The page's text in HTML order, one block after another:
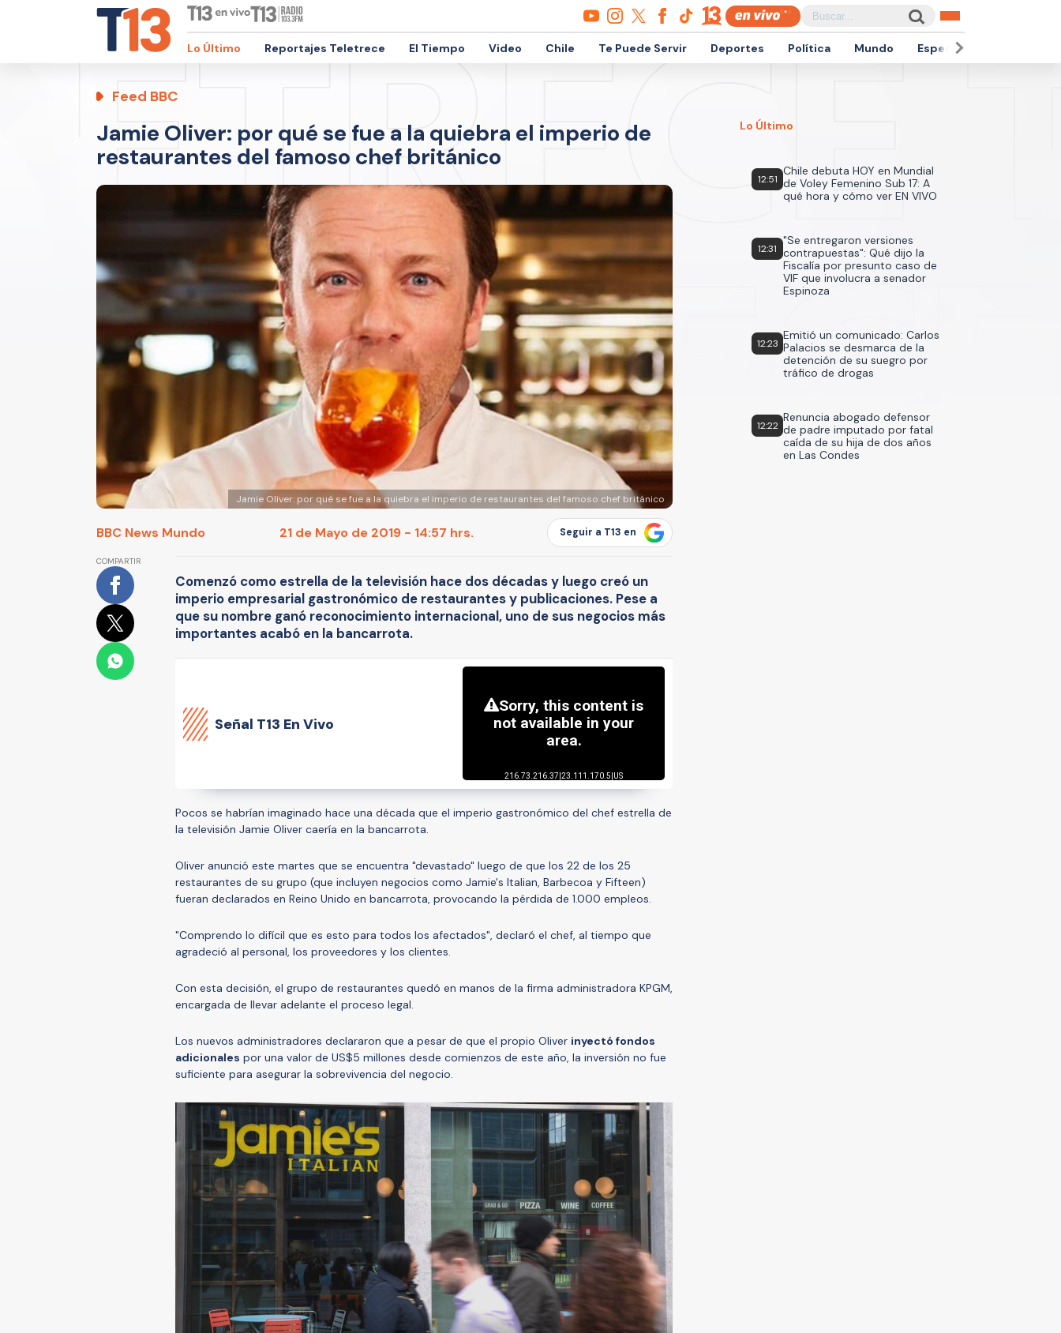
Lo Último Reportajes Teletrece El Tiempo Video Chile Te Puede Servir Deportes Política Mundo Espectáculos
Feed BBC
Jamie Oliver: por qué se fue a la quiebra el imperio de
restaurantes del famoso chef británico
Jamie Oliver: por qué se fue a la quiebra el imperio de restaurantes del famoso chef británico
BBC News Mundo 21 de Mayo de 2019 - 14:57 hrs. Seguir a T13 en
COMPARTIR
Comenzó como estrella de la televisión hace dos décadas y luego creó un
imperio empresarial gastronómico de restaurantes y publicaciones. Pese a
que su nombre ganó reconocimiento internacional, uno de sus negocios más
importantes acabó en la bancarrota.
Señal T13 En Vivo
Pocos se habrían imaginado hace una década que el imperio gastronómico del chef estrella de
la televisión Jamie Oliver caería en la bancarrota.
Oliver anunció este martes que se encuentra "devastado" luego de que los 22 de los 25
restaurantes de su grupo (que incluyen negocios como Jamie's Italian, Barbecoa y Fifteen)
fueran declarados en Reino Unido en bancarrota, provocando la pérdida de 1.000 empleos.
"Comprendo lo difícil que es esto para todos los afectados", declaró el chef, al tiempo que
agradeció al personal, los proveedores y los clientes.
Con esta decisión, el grupo de restaurantes quedó en manos de la firma administradora KPGM,
encargada de llevar adelante el proceso legal.
Los nuevos administradores declararon que a pesar de que el propio Oliver inyectó fondos
adicionales por una valor de US$5 millones desde comienzos de este año, la inversión no fue
suficiente para asegurar la sobrevivencia del negocio.
Lo Último
12:51
Chile debuta HOY en Mundial
de Voley Femenino Sub 17: A
qué hora y cómo ver EN VIVO
12:31
"Se entregaron versiones
contrapuestas": Qué dijo la
Fiscalía por presunto caso de
VIF que involucra a senador
Espinoza
12:23
Emitió un comunicado: Carlos
Palacios se desmarca de la
detención de su suegro por
tráfico de drogas
12:22
Renuncia abogado defensor
de padre imputado por fatal
caída de su hija de dos años
en Las Condes